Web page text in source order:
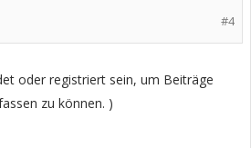
#4
oder registriert sein, um Beiträge
zu können. )